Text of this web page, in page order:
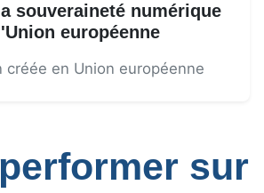
souveraineté numérique
européenne
créée en Union européenne
sur